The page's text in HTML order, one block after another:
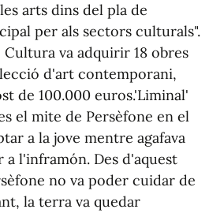
arts dins del pla de
per als sectors culturals".
va adquirir 18 obres
d'art contemporani,
de 100.000 euros.'Liminal'
el mite de Persèfone en el
a la jove mentre agafava
l'inframón. Des d'aquest
no va poder cuidar de
la terra va quedar